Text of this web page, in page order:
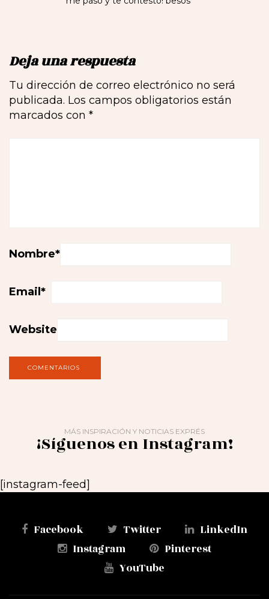
Deja una respuesta
Tu dirección de correo electrónico no será
publicada. Los campos obligatorios están
marcados con *
Nombre*
Email *
Website
MÁS INSPIRACIÓN Y NOTICIAS EXPRÉS
¡Síguenos en Instagram!
[instagram-feed]
Facebook Twitter
LinkedIn
Instagram
Pinterest
YouTube